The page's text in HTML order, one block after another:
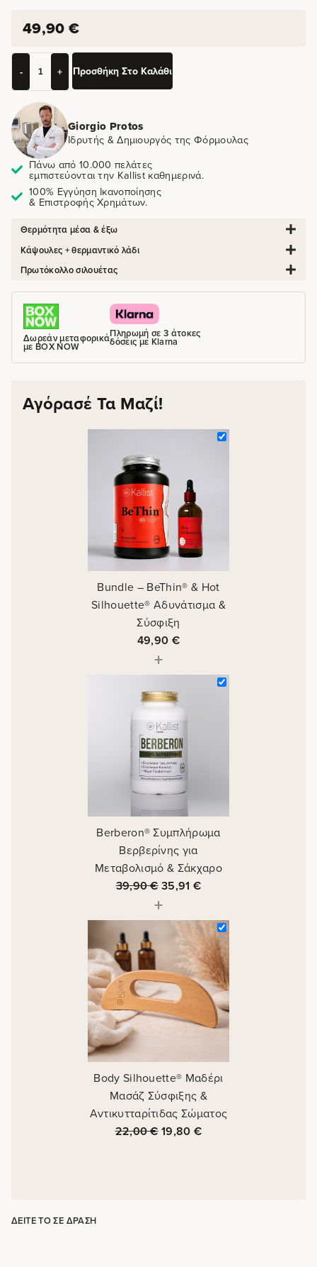
49,90 €
- + Προσθήκη Στο Καλάθι
Giorgio Protos
Ιδρυτής & Δημιουργός της Φόρμουλας
Πάνω από 10.000 πελάτες
εμπιστεύονται την Kallist καθημερινά.
100% Εγγύηση Ικανοποίησης
& Επιστροφής Χρημάτων.
Θερμότητα μέσα & έξω
Κάψουλες + θερμαντικό λάδι
Πρωτόκολλο σιλουέτας
Δωρεάν μεταφορικά
με BOX NOW
Πληρωμή σε 3 άτοκες
δόσεις με Klarna
Αγόρασέ Τα Μαζί!
Bundle – BeThin® & Hot
Silhouette® Αδυνάτισμα &
Σύσφιξη
49,90 €
+
Berberon® Συμπλήρωμα
Βερβερίνης για
Μεταβολισμό & Σάκχαρο
39,90€35,91€
+
Body Silhouette® Μαδέρι
Μασάζ Σύσφιξης &
Αντικυτταρίτιδας Σώματος
22,00€19,80€
ΔΕΊΤΕ ΤΟ ΣΕ ΔΡΆΣΗ